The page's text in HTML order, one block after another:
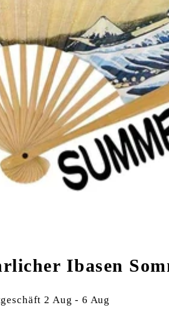
Ibasen
2 Aug - 6 Aug